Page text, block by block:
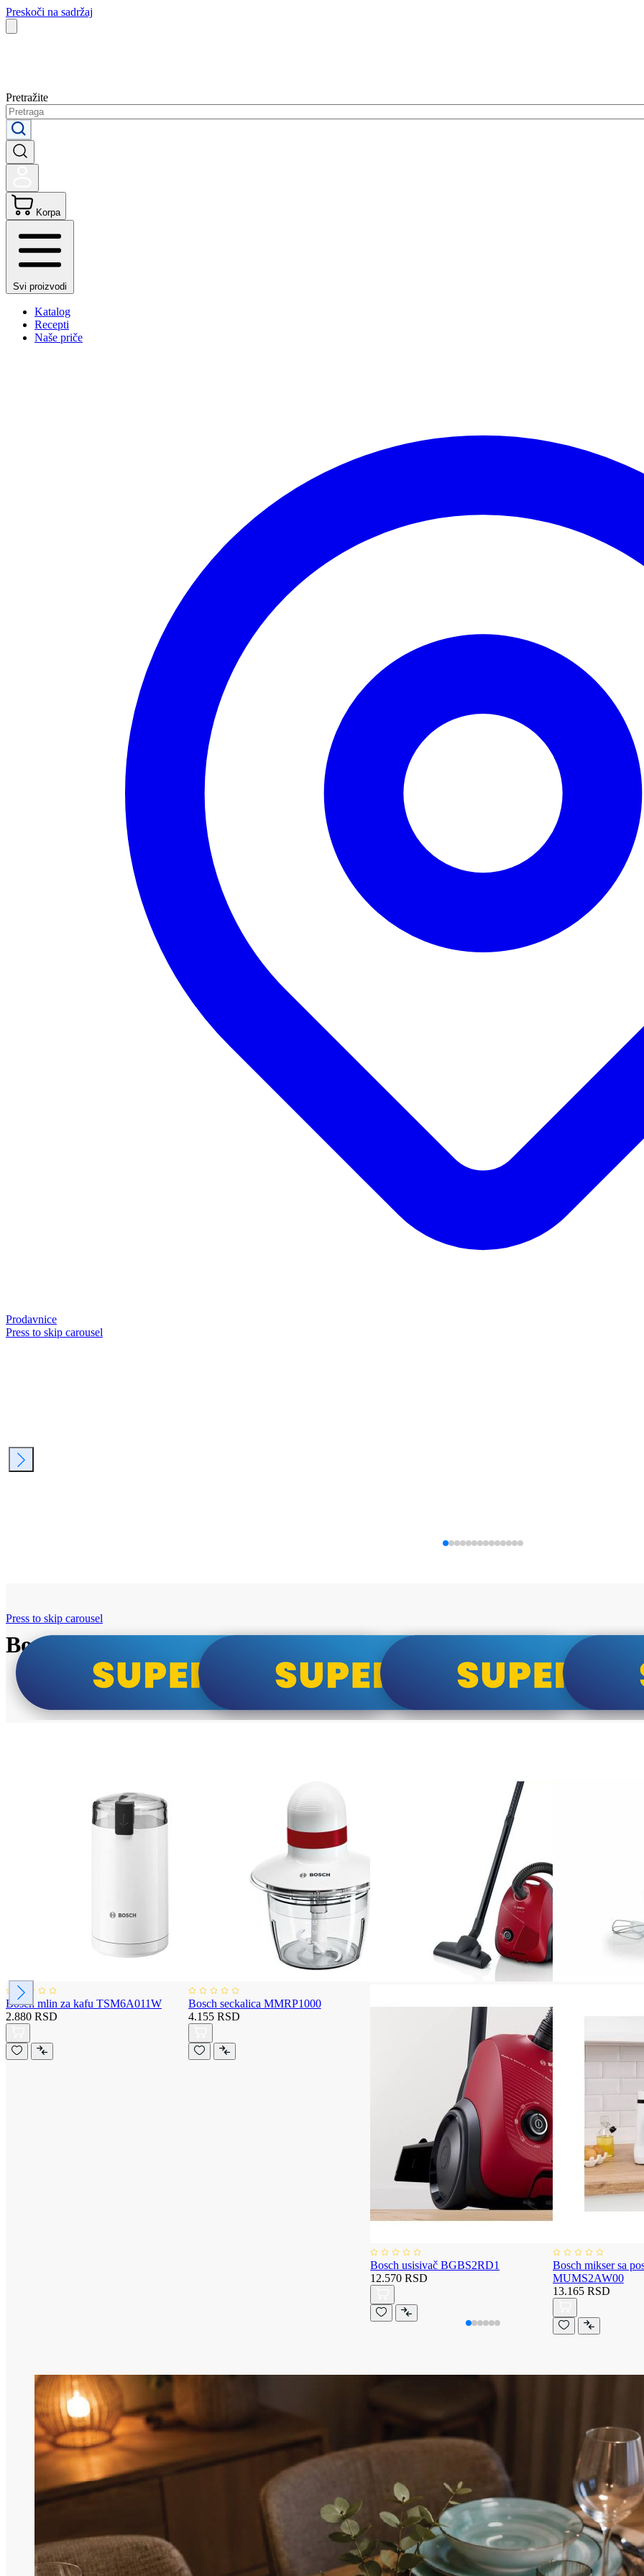
Preskoči na sadržaj
Pretražite
Korpa
Svi proizvodi
Katalog
Recepti
Naše priče
Prodavnice
Press to skip carousel
Bosch super cene
Press to skip carousel
Bosch mlin za kafu TSM6A011W
2.880 RSD
Bosch seckalica MMRP1000
4.155 RSD
Bosch usisivač BGBS2RD1
12.570 RSD
Bosch mikser sa
MUMS2AW00
13.165 RSD